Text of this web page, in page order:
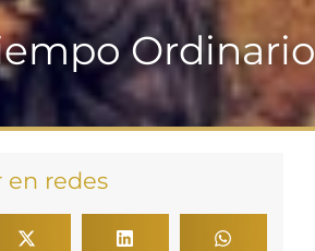
Ordinario
en redes